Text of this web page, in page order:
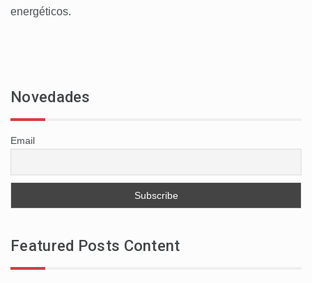
energéticos.
Novedades
Email
Featured Posts Content